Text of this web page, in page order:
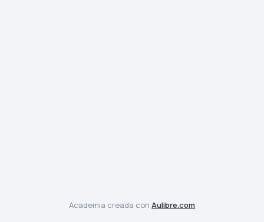
Academia creada con Aulibre.com